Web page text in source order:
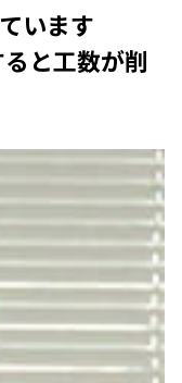
います
と工数が削